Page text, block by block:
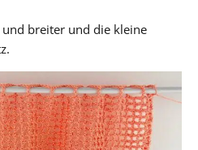
breiter und die kleine